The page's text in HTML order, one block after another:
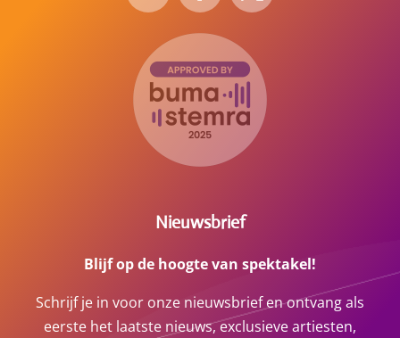
Nieuwsbrief
Blijf op de hoogte van spektakel!
Schrijf je in voor onze nieuwsbrief en ontvang als
eerste het laatste nieuws, exclusieve artiesten,